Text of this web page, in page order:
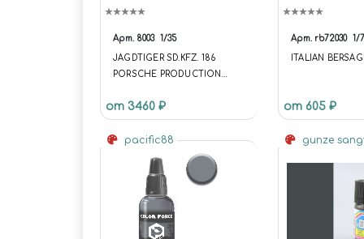
Арт. 8003 1/35
JAGDTIGER SD.KFZ. 186
PORSCHE PRODUCTION
от 3460 ₽
Арт. rb72030 1/
ITALIAN
от 605 ₽
pacific88 gunze